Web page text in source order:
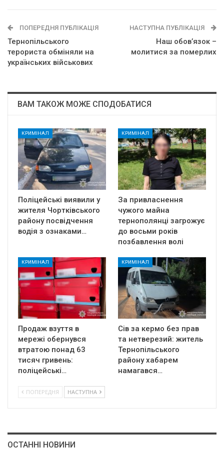
ПОПЕРЕДНЯ ПУБЛІКАЦІЯ
Тернопільського
терориста обміняли на
українських військових
НАСТУПНА ПУБЛІКАЦІЯ
Наш обов’язок –
молитися за померлих
ВАМ ТАКОЖ МОЖЕ СПОДОБАТИСЯ
КРИМІНАЛ
Поліцейські виявили у
жителя Чортківського
району посвідчення
водія з ознаками…
КРИМІНАЛ
За привласнення
чужого майна
тернополянці загрожує
до восьми років
позбавлення волі
КРИМІНАЛ
Продаж взуття в
мережі обернувся
втратою понад 63
тисяч гривень:
поліцейські…
КРИМІНАЛ
Сів за кермо без прав
та нетверезий: житель
Тернопільського
району хабарем
намагався…
ПОПЕРЕДНЯ НАСТУПНА
ОСТАННІ НОВИНИ